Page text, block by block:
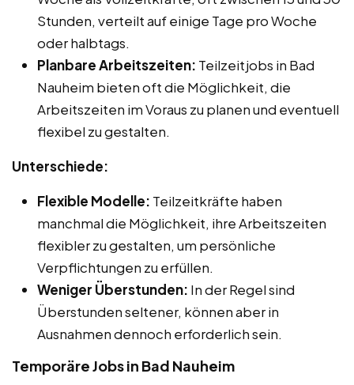
Stunden, verteilt auf einige Tage pro Woche
oder halbtags.
Planbare Arbeitszeiten: Teilzeitjobs in Bad
Nauheim bieten oft die Möglichkeit, die
Arbeitszeiten im Voraus zu planen und eventuell
flexibel zu gestalten.
Unterschiede:
Flexible Modelle: Teilzeitkräfte haben
manchmal die Möglichkeit, ihre Arbeitszeiten
flexibler zu gestalten, um persönliche
Verpflichtungen zu erfüllen.
Weniger Überstunden: In der Regel sind
Überstunden seltener, können aber in
Ausnahmen dennoch erforderlich sein.
Temporäre Jobs in Bad Nauheim